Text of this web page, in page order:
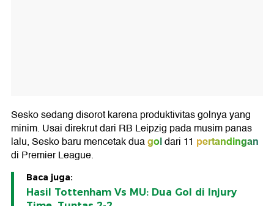
Sesko sedang disorot karena produktivitas golnya yang
minim. Usai direkrut dari RB Leipzig pada musim panas
lalu, Sesko baru mencetak duagoldari 11 pertandingan
di Premier League.
Baca juga:
Hasil Tottenham Vs MU: Dua Gol di Injury